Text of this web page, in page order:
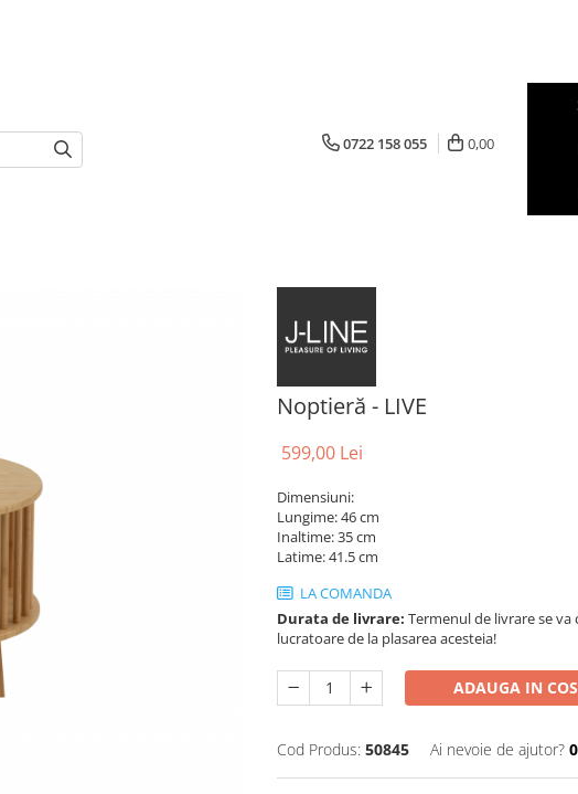
0722 158 055 0,00
Noptieră - LIVE
599,00 Lei
Dimensiuni:
Lungime: 46 cm
Inaltime: 35 cm
Latime: 41.5 cm
LA COMANDA
Durata de livrare: Termenul de livrare se
lucratoare de la plasarea acesteia!
ADAUGA IN COS
Cod Produs: 50845 Ai nevoie de ajutor?